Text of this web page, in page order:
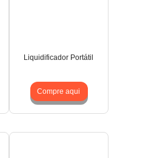
Liquidificador Portátil
Compre aqui